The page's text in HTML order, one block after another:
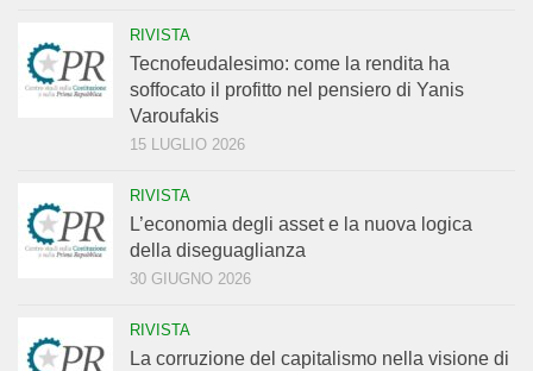
RIVISTA
Tecnofeudalesimo: come la rendita ha
soffocato il profitto nel pensiero di Yanis
Varoufakis
15 LUGLIO 2026
RIVISTA
L’economia degli asset e la nuova logica
della diseguaglianza
30 GIUGNO 2026
RIVISTA
La corruzione del capitalismo nella visione di